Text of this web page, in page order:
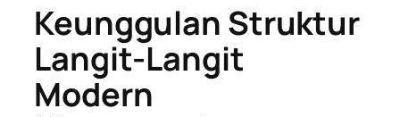
Keunggulan Struktur
Langit-Langit
Modern